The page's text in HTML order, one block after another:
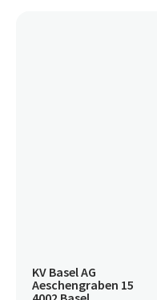
KV Basel AG
Aeschengraben 15